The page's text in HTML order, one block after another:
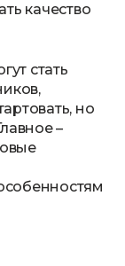
качество
стать
но
–